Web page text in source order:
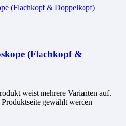
(Flachkopf &
weist mehrere Varianten auf.
gewählt werden